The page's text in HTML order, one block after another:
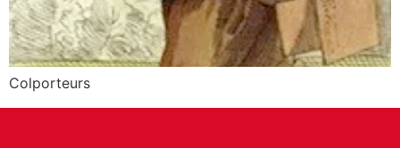
Colporteurs